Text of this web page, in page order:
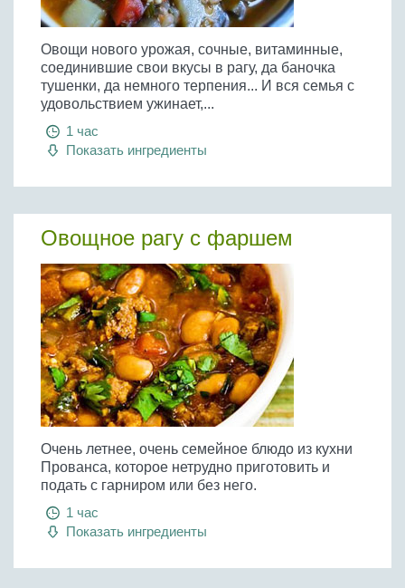
Овощи нового урожая, сочные, витаминные,
соединившие свои вкусы в рагу, да баночка
тушенки, да немного терпения... И вся семья с
удовольствием ужинает,...
1 час
Показать ингредиенты
Овощное рагу с фаршем
Очень летнее, очень семейное блюдо из кухни
Прованса, которое нетрудно приготовить и
подать с гарниром или без него.
1 час
Показать ингредиенты